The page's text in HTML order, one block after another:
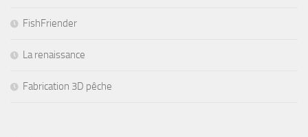
FishFriender
La renaissance
Fabrication 3D pêche